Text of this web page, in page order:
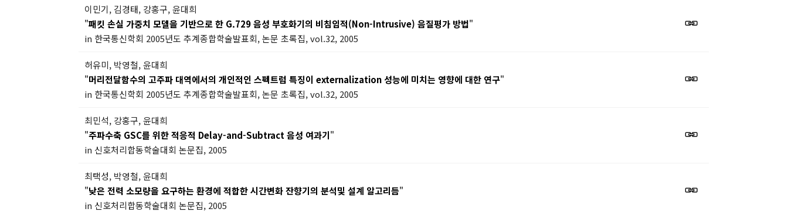
이민기, 김경태, 강홍구, 윤대희
"패킷 손실 가중치 모델을 기반으로 한 G.729 음성 부호화기의 비침임적(Non-Intrusive) 음질평가 방법"
in 한국통신학회 2005년도 추계종합학술발표회, 논문 초록집, vol.32, 2005
허유미, 박영철, 윤대희
"머리전달함수의 고주파 대역에서의 개인적인 스펙트럼 특징이 externalization 성능에 미치는 영향에 대한 연구"
in 한국통신학회 2005년도 추계종합학술발표회, 논문 초록집, vol.32, 2005
최민석, 강홍구, 윤대희
"주파수축 GSC를 위한 적응적 Delay-and-Subtract 음성 여과기"
in 신호처리합동학술대회 논문집, 2005
최택성, 박영철, 윤대희
"낮은 전력 소모량을 요구하는 환경에 적합한 시간변화 잔향기의 분석및 설계 알고리듬"
in 신호처리합동학술대회 논문집, 2005